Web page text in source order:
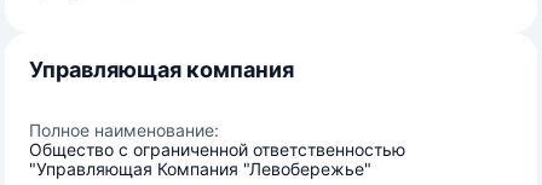
Управляющая компания
Полное наименование:
Общество с ограниченной ответственностью
"Управляющая Компания "Левобережье"